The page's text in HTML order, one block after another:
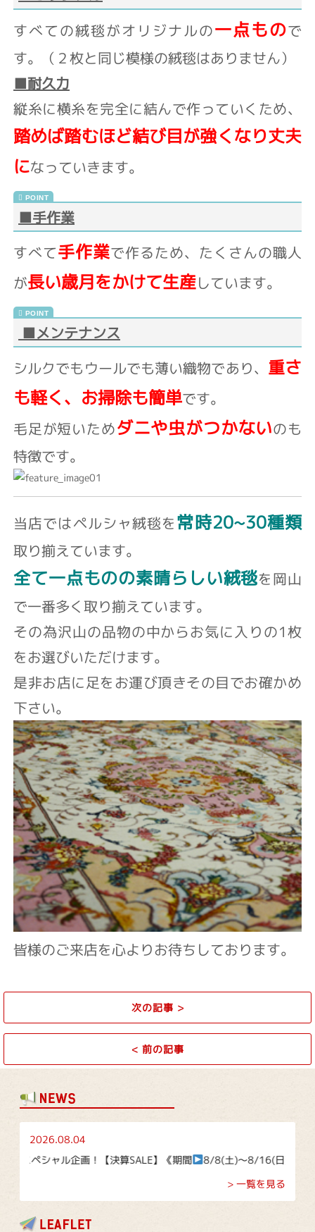
すべての絨毯がオリジナルの一点もので
す。
（２枚と同じ模様の絨毯はありません）
■耐久力
縦糸に横糸を完全に結んで作っていくため、
踏めば踏むほど結び目が強くなり丈夫
になっていきます。
■手作業
すべて手作業で作るため、たくさんの職人
が長い歳月をかけて生産しています。
■メンテナンス
シルクでもウールでも薄い織物であり、 重さ
も軽く、お掃除も簡単です。
毛足が短いためダニや虫がつかないのも
特徴です。
当店ではペルシャ絨毯を常時20~30種類
取り揃えています。
全て一点ものの素晴らしい絨毯を岡山
で一番多く取り揃えています。
その為沢山の品物の中からお気に入りの1枚
をお選びいただけます。
是非お店に足をお運び頂きその目でお確かめ
下さい。
皆様のご来店を心よりお待ちしております。
次の記事 >
< 前の記事
2026.08.04
シャル企画！【決算SALE】《期間
8/8(土)～8/16(日)》
> 一覧を見る